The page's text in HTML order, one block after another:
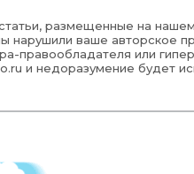
размещенные на
нарушили ваше авторское
правообладателя или
и недоразумение будет